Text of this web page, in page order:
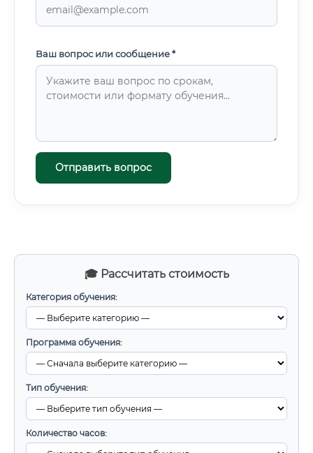
🎓 Рассчитать стоимость
Категория обучения:
Программа обучения:
Тип обучения:
Количество часов:
Ваш вопрос или сообщение *
Отправить вопрос